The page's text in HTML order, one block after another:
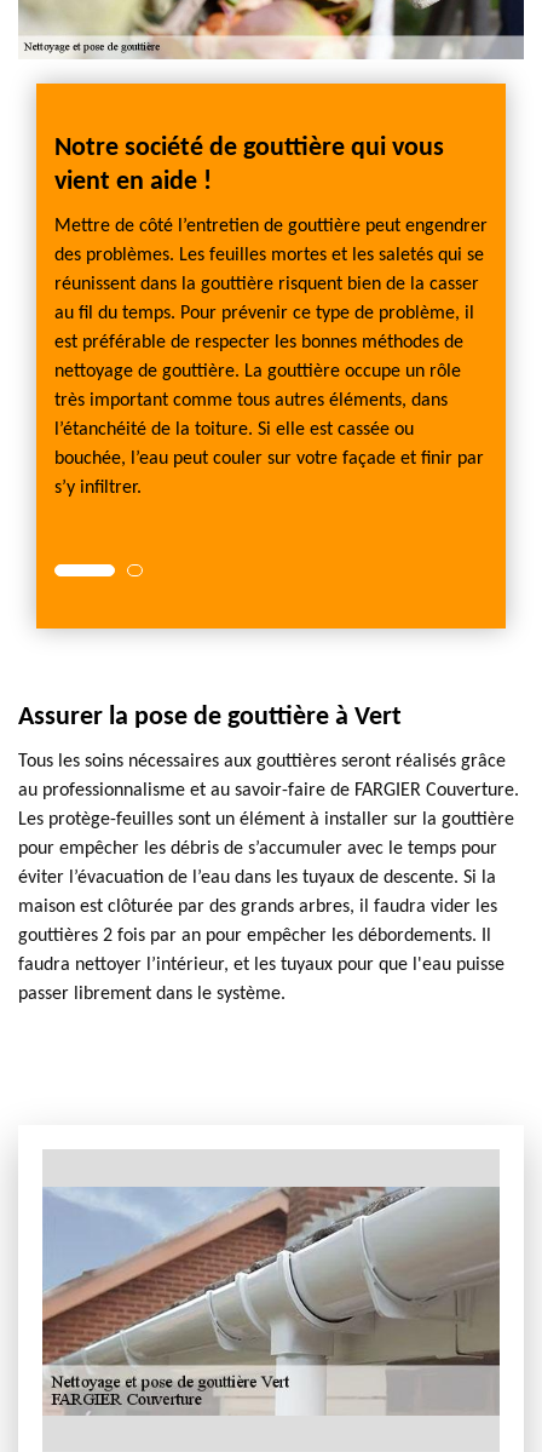
Notre société de gouttière qui vous
vient en aide !
Mettre de côté l’entretien de gouttière peut engendrer
des problèmes. Les feuilles mortes et les saletés qui se
réunissent dans la gouttière risquent bien de la casser
au fil du temps. Pour prévenir ce type de problème, il
est préférable de respecter les bonnes méthodes de
nettoyage de gouttière. La gouttière occupe un rôle
très important comme tous autres éléments, dans
l’étanchéité de la toiture. Si elle est cassée ou
bouchée, l’eau peut couler sur votre façade et finir par
s’y infiltrer.
Assurer la pose de gouttière à Vert
Tous les soins nécessaires aux gouttières seront réalisés grâce
au professionnalisme et au savoir-faire de FARGIER Couverture.
Les protège-feuilles sont un élément à installer sur la gouttière
pour empêcher les débris de s’accumuler avec le temps pour
éviter l’évacuation de l’eau dans les tuyaux de descente. Si la
maison est clôturée par des grands arbres, il faudra vider les
gouttières 2 fois par an pour empêcher les débordements. Il
faudra nettoyer l’intérieur, et les tuyaux pour que l'eau puisse
passer librement dans le système.